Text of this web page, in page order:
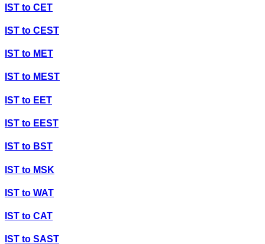
IST to CET
IST to CEST
IST to MET
IST to MEST
IST to EET
IST to EEST
IST to BST
IST to MSK
IST to WAT
IST to CAT
IST to SAST